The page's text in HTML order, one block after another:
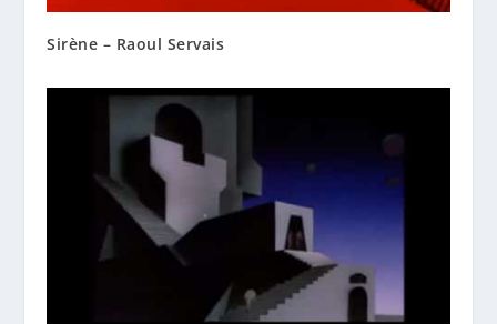
Sirène – Raoul Servais